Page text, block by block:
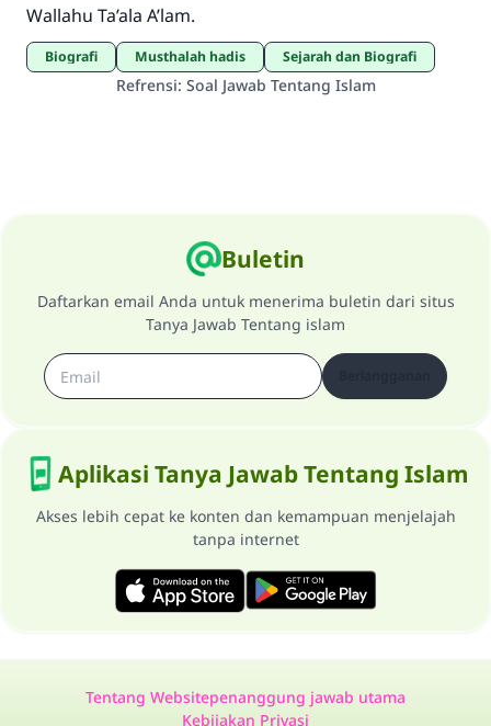
Wallahu Ta’ala A’lam.
Biografi musthalah hadis Sejarah dan Biografi
Refrensi: Soal Jawab Tentang Islam
Buletin
Daftarkan email Anda untuk menerima buletin dari situs
Tanya Jawab Tentang islam
Aplikasi Tanya Jawab Tentang Islam
Akses lebih cepat ke konten dan kemampuan menjelajah
tanpa internet
Tentang Websitepenanggung jawab utama
Kebijakan Privasi